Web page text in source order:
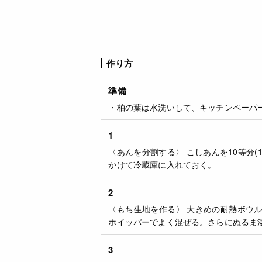
作り方
準備
・柏の葉は水洗いして、キッチンペー
1
〈あんを分割する〉 こしあんを10等
かけて冷蔵庫に入れておく。
2
〈もち生地を作る〉 大きめの耐熱ボウ
ホイッパーでよく混ぜる。さらにぬるま
3